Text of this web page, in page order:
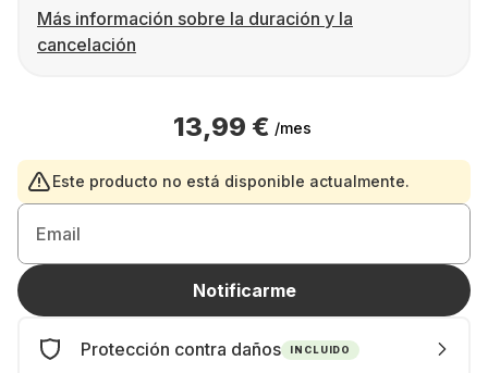
Más información sobre la duración y la
cancelación
13,99 € /mes
Este producto no está disponible actualmente.
Email
Notificarme
Protección contra daños INCLUIDO